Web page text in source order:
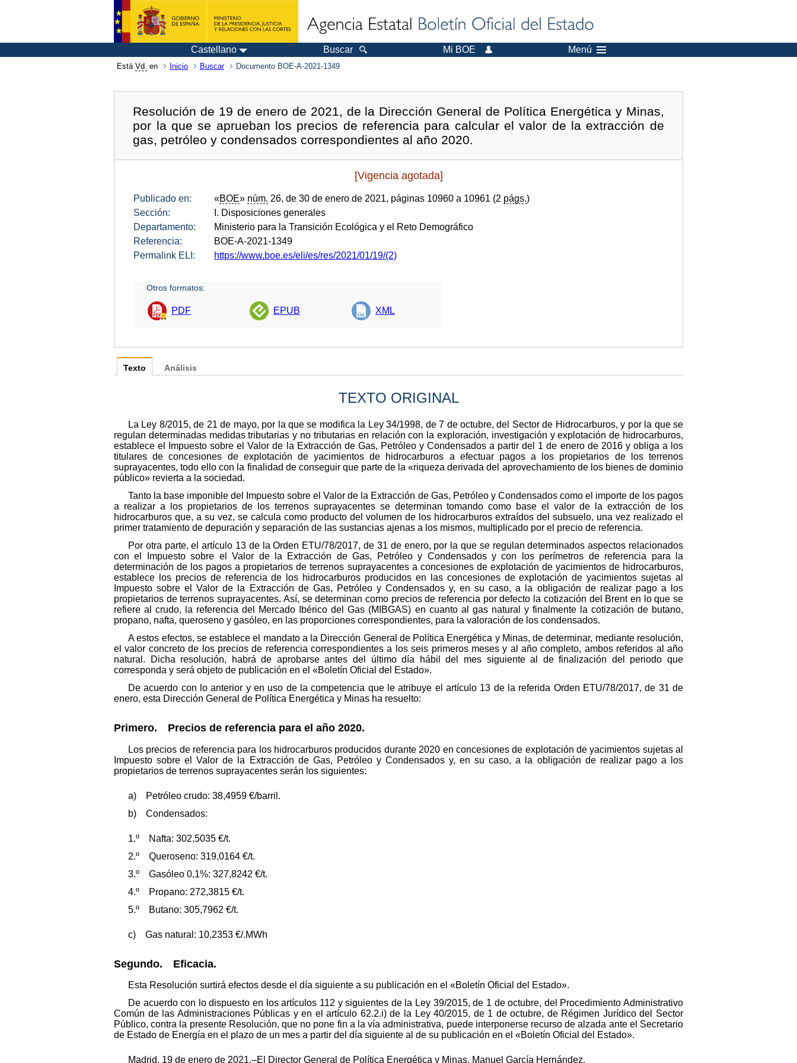
Castellano Buscar Mi BOE Menú
Está Vd. en Inicio Buscar Documento BOE-A-2021-1349
Resolución de 19 de enero de 2021, de la Dirección General de Política Energética y Minas,
por la que se aprueban los precios de referencia para calcular el valor de la extracción de
gas, petróleo y condensados correspondientes al año 2020.
[Vigencia agotada]
Publicado en: «BOE» núm. 26, de 30 de enero de 2021, páginas 10960 a 10961 (2 págs.)
Sección:
I. Disposiciones generales
Departamento:
Ministerio para la Transición Ecológica y el Reto Demográfico
Referencia:
BOE-A-2021-1349
Permalink ELI:
https://www.boe.es/eli/es/res/2021/01/19/(2)
Otros formatos:
PDF EPUB XML
Texto
TEXTO ORIGINAL
La Ley 8/2015, de 21 de mayo, por la que se modifica la Ley 34/1998, de 7 de octubre, del Sector de Hidrocarburos, y por la que se
regulan determinadas medidas tributarias y no tributarias en relación con la exploración, investigación y explotación de hidrocarburos,
establece el Impuesto sobre el Valor de la Extracción de Gas, Petróleo y Condensados a partir del 1 de enero de 2016 y obliga a los
titulares de concesiones de explotación de yacimientos de hidrocarburos a efectuar pagos a los propietarios de los terrenos
suprayacentes, todo ello con la finalidad de conseguir que parte de la «riqueza derivada del aprovechamiento de los bienes de dominio
público» revierta a la sociedad.
Tanto la base imponible del Impuesto sobre el Valor de la Extracción de Gas, Petróleo y Condensados como el importe de los pagos
a realizar a los propietarios de los terrenos suprayacentes se determinan tomando como base el valor de la extracción de los
hidrocarburos que, a su vez, se calcula como producto del volumen de los hidrocarburos extraídos del subsuelo, una vez realizado el
primer tratamiento de depuración y separación de las sustancias ajenas a los mismos, multiplicado por el precio de referencia.
Por otra parte, el artículo 13 de la Orden ETU/78/2017, de 31 de enero, por la que se regulan determinados aspectos relacionados
con el Impuesto sobre el Valor de la Extracción de Gas, Petróleo y Condensados y con los perímetros de referencia para la
determinación de los pagos a propietarios de terrenos suprayacentes a concesiones de explotación de yacimientos de hidrocarburos,
establece los precios de referencia de los hidrocarburos producidos en las concesiones de explotación de yacimientos sujetas al
Impuesto sobre el Valor de la Extracción de Gas, Petróleo y Condensados y, en su caso, a la obligación de realizar pago a los
propietarios de terrenos suprayacentes. Así, se determinan como precios de referencia por defecto la cotización del Brent en lo que se
refiere al crudo, la referencia del Mercado Ibérico del Gas (MIBGAS) en cuanto al gas natural y finalmente la cotización de butano,
propano, nafta, queroseno y gasóleo, en las proporciones correspondientes, para la valoración de los condensados.
A estos efectos, se establece el mandato a la Dirección General de Política Energética y Minas, de determinar, mediante resolución,
el valor concreto de los precios de referencia correspondientes a los seis primeros meses y al año completo, ambos referidos al año
natural. Dicha resolución, habrá de aprobarse antes del último día hábil del mes siguiente al de finalización del periodo que
corresponda y será objeto de publicación en el «Boletín Oficial del Estado».
De acuerdo con lo anterior y en uso de la competencia que le atribuye el artículo 13 de la referida Orden ETU/78/2017, de 31 de
enero, esta Dirección General de Política Energética y Minas ha resuelto:
Primero. Precios de referencia para el año 2020.
Los precios de referencia para los hidrocarburos producidos durante 2020 en concesiones de explotación de yacimientos sujetas al
Impuesto sobre el Valor de la Extracción de Gas, Petróleo y Condensados y, en su caso, a la obligación de realizar pago a los
propietarios de terrenos suprayacentes serán los siguientes:
a) Petróleo crudo: 38,4959 €/barril.
b) Condensados:
1.º Nafta: 302,5035 €/t.
2.º Queroseno: 319,0164 €/t.
3.º Gasóleo 0,1%: 327,8242 €/t.
4.º Propano: 272,3815 €/t.
5.º Butano: 305,7962 €/t.
c) Gas natural: 10,2353 €/.MWh
Segundo. Eficacia.
Esta Resolución surtirá efectos desde el día siguiente a su publicación en el «Boletín Oficial del Estado».
De acuerdo con lo dispuesto en los artículos 112 y siguientes de la Ley 39/2015, de 1 de octubre, del Procedimiento Administrativo
Común de las Administraciones Públicas y en el artículo 62.2.i) de la Ley 40/2015, de 1 de octubre, de Régimen Jurídico del Sector
Público, contra la presente Resolución, que no pone fin a la vía administrativa, puede interponerse recurso de alzada ante el Secretario
de Estado de Energía en el plazo de un mes a partir del día siguiente al de su publicación en el «Boletín Oficial del Estado».
Madrid, 19 de enero de 2021.–El Director General de Política Energética y Minas, Manuel García Hernández.
Análisis